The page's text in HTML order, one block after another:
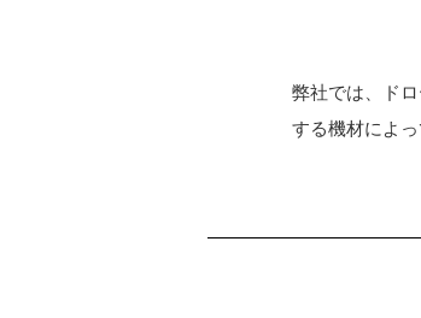
弊社では、ド
する機材によ